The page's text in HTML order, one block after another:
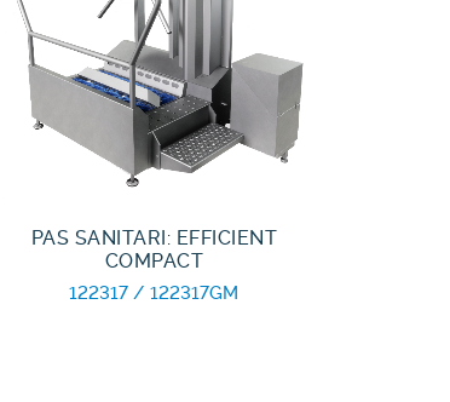
PAS SANITARI: EFFICIENT
COMPACT
122317 / 122317GM